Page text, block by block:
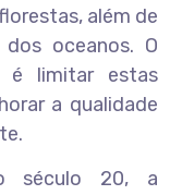
além de
oceanos. O
limitar estas
a qualidade
século 20, a